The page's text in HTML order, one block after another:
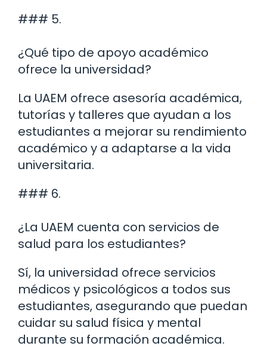
### 5.
¿Qué tipo de apoyo académico
ofrece la universidad?
La UAEM ofrece asesoría académica,
tutorías y talleres que ayudan a los
estudiantes a mejorar su rendimiento
académico y a adaptarse a la vida
universitaria.
### 6.
¿La UAEM cuenta con servicios de
salud para los estudiantes?
Sí, la universidad ofrece servicios
médicos y psicológicos a todos sus
estudiantes, asegurando que puedan
cuidar su salud física y mental
durante su formación académica.